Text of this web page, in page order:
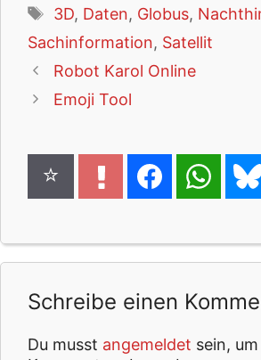
Schlagwörter
3D, Daten, Globus,
Sachinformation, Satellit
Robot Karol Online
Emoji Tool
Schreibe einen
Du musst angemeldet sein,